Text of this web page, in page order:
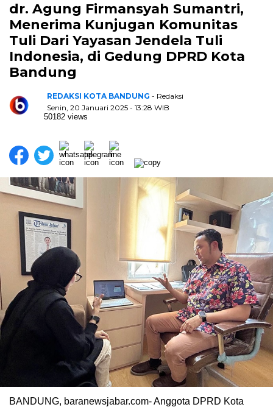
dr. Agung Firmansyah Sumantri,
Menerima Kunjugan Komunitas
Tuli Dari Yayasan Jendela Tuli
Indonesia, di Gedung DPRD Kota
Bandung
REDAKSI KOTA BANDUNG - Redaksi
Senin, 20 Januari 2025 - 13:28 WIB
50182 views
BANDUNG, baranewsjabar.com- Anggota DPRD Kota